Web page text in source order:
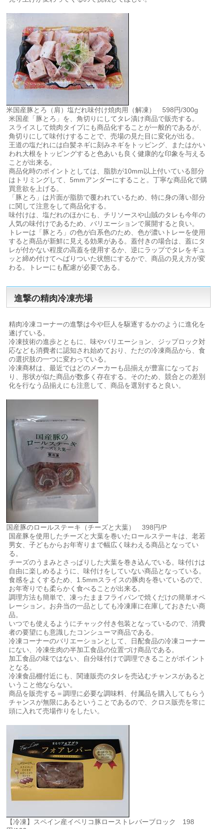
米国産豚とろ（肩）塩だれ味付け焼肉用（解凍） 598円/300g
米国産「豚とろ」を、角切りにしてタレ漬け商品で販売する。
スライスして焼肉タイプにも商品化することが一般的であるが、
角切りにして味付けすることで、売場の見た目に変化が出る。
王道の塩だれには白髪ネギに刻みネギをトッピング、またはかい
われ大根をトッピングすると色あいも良く健康的な印象を与える
ことが出来る。
商品化時のポイントとしては、脂肪が10mm以上付いている部分
はトリミングして、5mmアンダーにすること。丁寧な商品化で購
買意欲を上げる。
「豚とろ」は片面が脂肪で覆われているため、特に身の薄い部分
に関して注意をして商品化する。
味付けは、塩だれのほかにも、チリソースや山賊のタレも今年の
人気の味付けであるため、バリエーションで展開すると良い。
トレーは「豚とろ」の色が白系色のため、色が濃いトレーを使用
すると商品が新鮮に見える効果がある。蓋付きの場合は、蓋にタ
レが付かない程度の高蓋を使用するか、逆にラップでタレをギュ
ッと締め付けてへばりついた状態にするかで、商品の見え方が変
わる。トレーにも配慮が必要である。
進撃の精肉冷凍売場
精肉冷凍コーナーの進撃は今や巨人を駆逐するかのように進化を
遂げている。
冷凍技術の進歩とともに、味やバリエーション、ジップロック対
応なども消費者に認知され始めており、ただの冷凍商品から、食
の選択肢の一つに変わっている。
冷凍商材は、最近ではどのメーカーも品揃えが豊富になってお
り、形状が似た商品が数多く存在する。そのため、競合との差別
化を行なう品揃えにも注意して、商品を選別すると良い。
国産豚のロールステーキ（チーズと大葉） 398円/P
国産豚を使用したチーズと大葉を巻いたロールステーキは、老若
男女、子どもからお年寄りまで幅広く味わえる商品となってい
る。
チーズのうまみとさっぱりした大葉を巻き込んでいる。味付けは
自由に楽しめるように、味付けをしていない商品となっている。
食感をよくするため、1.5mmスライスの豚肉を巻いているので、
お年寄りでも柔らかく食べることが出来る。
調理方法も簡単で、凍ったままフライパンで焼くだけの簡単オペ
レーション。お弁当の一品としても冷凍庫に在庫しておきたい商
品。
いつでも使えるようにチャック付き包装となっているので、消費
者の要望にも意識したコンシューマ商品である。
冷凍コーナーのバリエーションとして、日配食品の冷凍コーナー
にない、冷凍生肉の半加工食品の位置づけ商品である。
加工食品の味ではない、自分味付けで調理できることがポイント
となる。
冷凍食品棚付近にも、関連販売のタレを売込むチャンスがあると
いうこと他ならない。
商品を販売する＝調理に必要な調味料、付属品を購入してもらう
チャンスが無限にあるということであるので、クロス販売を常に
頭に入れて売場作りをしたい。
【冷凍】スペイン産イベリコ豚ローストレバーブロック 198